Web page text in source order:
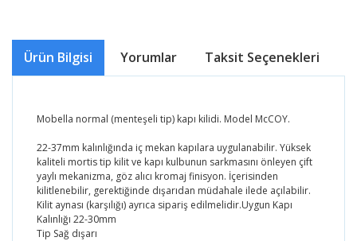
Ürün Bilgisi Yorumlar Taksit Seçenekleri
Mobella normal (menteşeli tip) kapı kilidi. Model McCOY.
22-37mm kalınlığında iç mekan kapılara uygulanabilir. Yüksek
kaliteli mortis tip kilit ve kapı kulbunun sarkmasını önleyen çift
yaylı mekanizma, göz alıcı kromaj finisyon. İçerisinden
kilitlenebilir, gerektiğinde dışarıdan müdahale ilede açılabilir.
Kilit aynası (karşılığı) ayrıca sipariş edilmelidir.Uygun Kapı
Kalınlığı 22-30mm
Tip Sağ dışarı